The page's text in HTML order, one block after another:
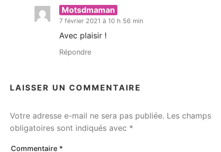
Motsdmaman
7 février 2021 à 10 h 56 min
Avec plaisir !
Répondre
LAISSER UN COMMENTAIRE
Votre adresse e-mail ne sera pas publiée. Les champs
obligatoires sont indiqués avec *
Commentaire *